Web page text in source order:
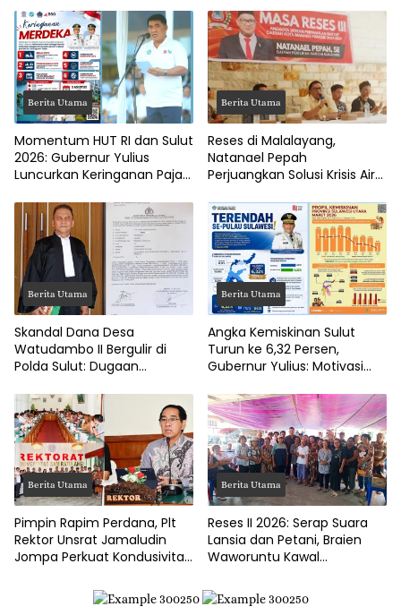
Berita Utama
Momentum HUT RI dan Sulut
2026: Gubernur Yulius
Luncurkan Keringanan Pajak
Berita Utama
Reses di Malalayang,
Natanael Pepah
Perjuangkan Solusi Krisis Air
DPRD Manado
Berita Utama
Skandal Dana Desa
Watudambo II Bergulir di
Polda Sulut: Dugaan
Hingga Jalan Tani Rp214
Juta
Berita Utama
Angka Kemiskinan Sulut
Turun ke 6,32 Persen,
Gubernur Yulius: Motivasi
Berita Utama
Pimpin Rapim Perdana, Plt
Rektor Unsrat Jamaludin
Jompa Perkuat Kondusivitas
Berita Utama
Reses II 2026: Serap Suara
Lansia dan Petani, Braien
Waworuntu Kawal